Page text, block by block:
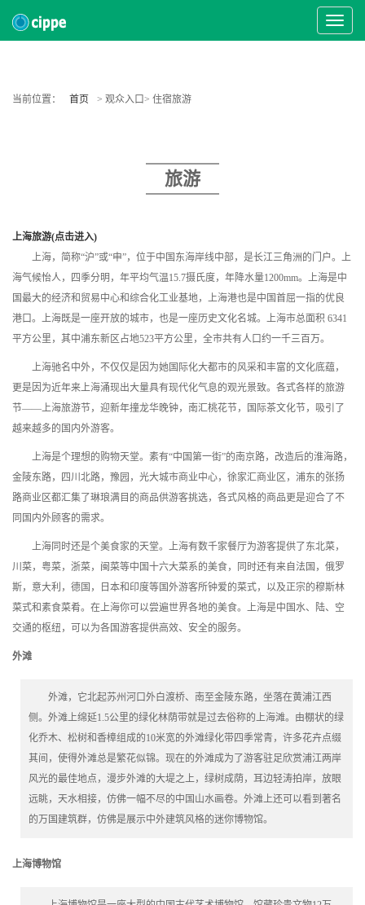
Toggle
当前位置： 首页 > 观众入口> 住宿旅游
旅游
上海旅游(点击进入)
上海，简称“沪”或“申”，位于中国东海岸线中部，是长江三角洲的门户。上
海气候怡人，四季分明，年平均气温15.7摄氏度，年降水量1200mm。上海是中
国最大的经济和贸易中心和综合化工业基地，上海港也是中国首屈一指的优良
港口。上海既是一座开放的城市，也是一座历史文化名城。上海市总面积 6341
平方公里，其中浦东新区占地523平方公里，全市共有人口约一千三百万。
上海驰名中外，不仅仅是因为她国际化大都市的风采和丰富的文化底蕴，
更是因为近年来上海涌现出大量具有现代化气息的观光景致。各式各样的旅游
节——上海旅游节，迎新年撞龙华晚钟，南汇桃花节，国际茶文化节，吸引了
越来越多的国内外游客。
上海是个理想的购物天堂。素有“中国第一街”的南京路，改造后的淮海路，
金陵东路，四川北路，豫园，光大城市商业中心，徐家汇商业区，浦东的张扬
路商业区都汇集了琳琅满目的商品供游客挑选，各式风格的商品更是迎合了不
同国内外顾客的需求。
上海同时还是个美食家的天堂。上海有数千家餐厅为游客提供了东北菜，
川菜，粤菜，浙菜，闽菜等中国十六大菜系的美食，同时还有来自法国，俄罗
斯，意大利，德国，日本和印度等国外游客所钟爱的菜式，以及正宗的穆斯林
菜式和素食菜肴。在上海你可以尝遍世界各地的美食。上海是中国水、陆、空
交通的枢纽，可以为各国游客提供高效、安全的服务。
外滩
外滩，它北起苏州河口外白渡桥、南至金陵东路，坐落在黄浦江西
侧。外滩上绵延1.5公里的绿化林荫带就是过去俗称的上海滩。由棚状的绿
化乔木、松树和香樟组成的10米宽的外滩绿化带四季常青，许多花卉点缀
其间，使得外滩总是繁花似锦。现在的外滩成为了游客驻足欣赏浦江两岸
风光的最佳地点，漫步外滩的大堤之上，绿树成荫，耳边轻涛拍岸，放眼
远眺，天水相接，仿佛一幅不尽的中国山水画卷。外滩上还可以看到著名
的万国建筑群，仿佛是展示中外建筑风格的迷你博物馆。
上海博物馆